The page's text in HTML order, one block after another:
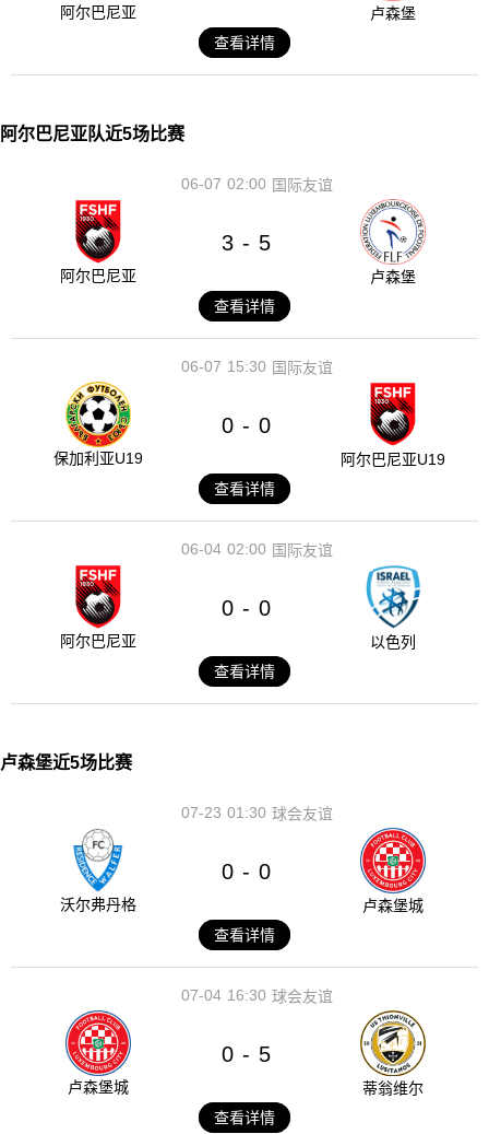
阿尔巴尼亚
卢森堡
查看详情
阿尔巴尼亚队近5场比赛
02:00
06-07 国际友谊
阿尔巴尼亚
3 - 5
卢森堡
查看详情
15:30
06-07 国际友谊
保加利亚U19
0 - 0
阿尔巴尼亚U19
查看详情
02:00
06-04 国际友谊
阿尔巴尼亚
0 - 0
以色列
查看详情
卢森堡近5场比赛
01:30
07-23 球会友谊
沃尔弗丹格
0 - 0
卢森堡城
查看详情
16:30
07-04 球会友谊
卢森堡城
0 - 5
蒂翁维尔
查看详情